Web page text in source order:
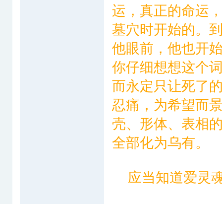
运，真正的命运
墓穴时开始的。
他眼前，他也开
你仔细想想这个
而永定只让死了
忍痛，为希望而
壳、形体、表相
全部化为乌有。
应当知道爱灵